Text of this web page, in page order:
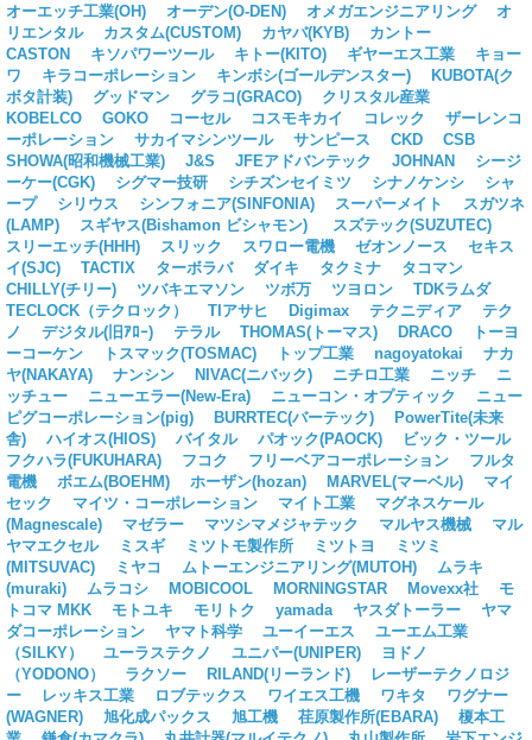
オーエッチ工業(OH)
オーデン(O-DEN) オメガエンジニアリング
オ
リエンタル
カスタム(CUSTOM) カヤバ(KYB)
カントー
CASTON
キソパワーツール キトー(KITO) ギヤーエス工業
キョー
ワ
キラコーポレーション キンボシ(ゴールデンスター)
KUBOTA(ク
ボタ計装)
グッドマン グラコ(GRACO)
クリスタル産業
KOBELCO
GOKO コーセル コスモキカイ コレック
ザーレンコ
ーポレーション
サカイマシンツール サンピース CKD
CSB
SHOWA(昭和機械工業)
J&S JFEアドバンテック JOHNAN
シージ
ーケー(CGK)
シグマー技研 シチズンセイミツ シナノケンシ
シャ
ープ
シリウス シンフォニア(SINFONIA) スーパーメイト
スガツネ
(LAMP)
スギヤス(Bishamon ビシャモン)
スズテック(SUZUTEC)
スリーエッチ(HHH)
スリック スワロー電機 ゼオンノース
セキス
イ(SJC)
TACTIX ターボラバ ダイキ タクミナ
タコマン
CHILLY(チリー)
ツバキエマソン ツボ万 ツヨロン
TDKラムダ
TECLOCK（テクロック）
TIアサヒ Digimax テクニディア
テク
ノ
デジタル(旧ｱﾛｰ) テラル THOMAS(トーマス) DRACO
トーヨ
ーコーケン
トスマック(TOSMAC) トップ工業 nagoyatokai
ナカ
ヤ(NAKAYA)
ナンシン NIVAC(ニバック) ニチロ工業 ニッチ
ニ
ッチュー
ニューエラー(New-Era) ニューコン・オプティック
ニュー
ピグコーポレーション(pig)
BURRTEC(バーテック)
PowerTite(未来
舎)
ハイオス(HIOS) バイタル パオック(PAOCK)
ビック・ツール
フクハラ(FUKUHARA)
フコク フリーベアコーポレーション
フルタ
電機
ボエム(BOEHM) ホーザン(hozan) MARVEL(マーベル)
マイ
セック
マイツ・コーポレーション マイト工業
マグネスケール
(Magnescale)
マゼラー マツシマメジャテック マルヤス機械
マル
ヤマエクセル
ミスギ ミツトモ製作所 ミツトヨ
ミツミ
(MITSUVAC)
ミヤコ ムトーエンジニアリング(MUTOH)
ムラキ
(muraki)
ムラコシ MOBICOOL MORNINGSTAR Movexx社
モ
トコマ MKK
モトユキ モリトク yamada ヤスダトーラー
ヤマ
ダコーポレーション
ヤマト科学 ユーイーエス
ユーエム工業
（SILKY）
ユーラステクノ ユニパー(UNIPER)
ヨドノ
（YODONO）
ラクソー RILAND(リーランド)
レーザーテクノロジ
ー
レッキス工業 ロブテックス ワイエス工機 ワキタ
ワグナー
(WAGNER)
旭化成パックス 旭工機 荏原製作所(EBARA)
榎本工